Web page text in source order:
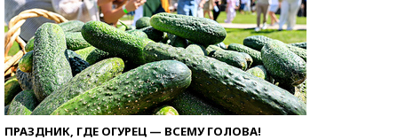
ПРАЗДНИК, ГДЕ ОГУРЕЦ — ВСЕМУ ГОЛОВА!